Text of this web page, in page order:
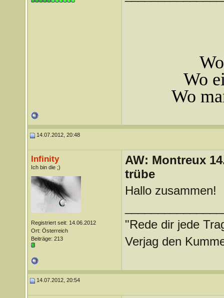
Wo
Wo
14.07.2012, 20:48
Infinity
Ich bin die ;)
Registriert seit: 14.06.2012
Ort: Österreich
Beiträge: 213
AW: Montreux
trübe
Hallo zusammen!
"Rede dir jede
Verjag den
14.07.2012, 20:54